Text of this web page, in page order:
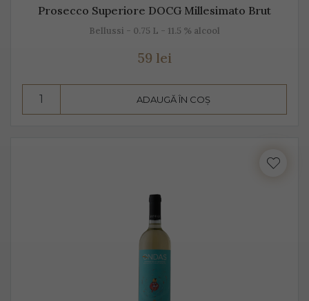
Prosecco Superiore DOCG Millesimato Brut
Bellussi - 0.75 L - 11.5 % alcool
59 lei
ADAUGĂ ÎN COȘ